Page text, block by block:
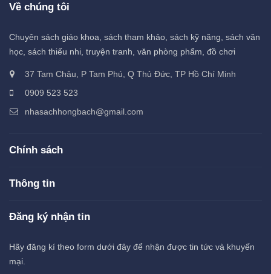
Về chúng tôi
Chuyên sách giáo khoa, sách tham khảo, sách kỹ năng, sách văn
học, sách thiếu nhi, truyện tranh, văn phòng phẩm, đồ chơi
37 Tam Châu, P Tam Phú, Q Thủ Đức, TP Hồ Chí Minh
0909 523 523
nhasachhongbach@gmail.com
Chính sách
Thông tin
Đăng ký nhận tin
Hãy đăng kí theo form dưới đây để nhận được tin tức và khuyến
mại.